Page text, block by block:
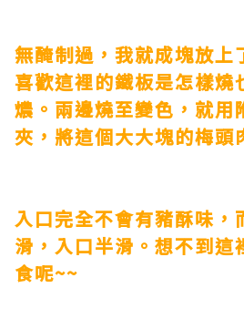
無醃制過，我就成塊放上
喜歡這裡的鐵板是怎樣燒
燶。兩邊燒至變色，就用
夾，將這個大大塊的梅頭
入口完全不會有豬酥味，
滑，入口半滑。想不到這
食呢~~